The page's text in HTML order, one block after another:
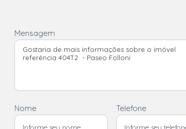
Mensagem
Nome Telefone